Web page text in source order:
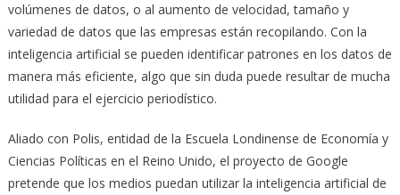
volúmenes de datos, o al aumento de velocidad, tamaño y
variedad de datos que las empresas están recopilando. Con la
inteligencia artificial se pueden identificar patrones en los datos de
manera más eficiente, algo que sin duda puede resultar de mucha
utilidad para el ejercicio periodístico.
Aliado con Polis, entidad de la Escuela Londinense de Economía y
Ciencias Políticas en el Reino Unido, el proyecto de Google
pretende que los medios puedan utilizar la inteligencia artificial de